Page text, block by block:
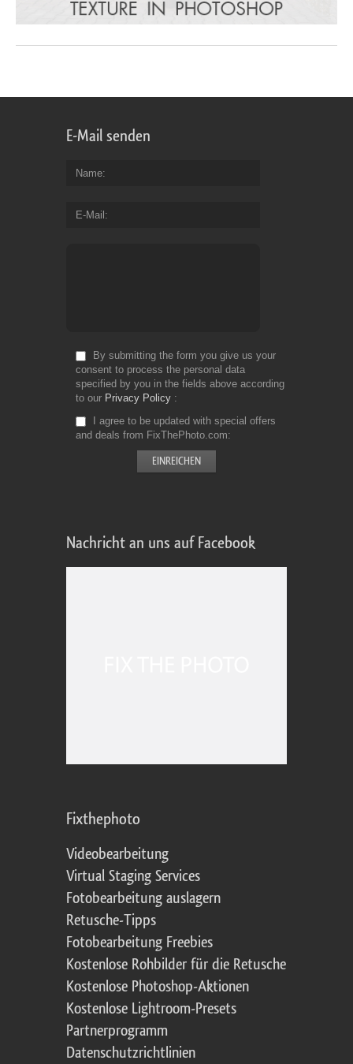
E-Mail senden
Name
E-Mail
By submitting the form you give us your
consent to process the personal data
specified by you in the fields above according
to our Privacy Policy
I agree to be updated with special offers
and deals from FixThePhoto.com
Nachricht an uns auf Facebook
Fixthephoto
Videobearbeitung
Virtual Staging Services
Fotobearbeitung auslagern
Retusche-Tipps
Fotobearbeitung Freebies
Kostenlose Rohbilder für die Retusche
Kostenlose Photoshop-Aktionen
Kostenlose Lightroom-Presets
Partnerprogramm
Datenschutzrichtlinien